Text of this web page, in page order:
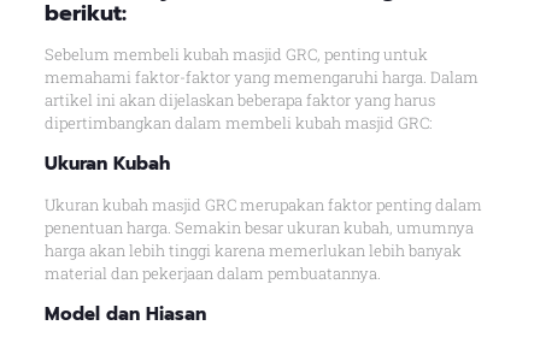
berikut:
Sebelum membeli kubah masjid GRC, penting untuk
memahami faktor-faktor yang memengaruhi harga. Dalam
artikel ini akan dijelaskan beberapa faktor yang harus
dipertimbangkan dalam membeli kubah masjid GRC:
Ukuran Kubah
Ukuran kubah masjid GRC merupakan faktor penting dalam
penentuan harga. Semakin besar ukuran kubah, umumnya
harga akan lebih tinggi karena memerlukan lebih banyak
material dan pekerjaan dalam pembuatannya.
Model dan Hiasan